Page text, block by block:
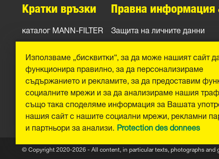
Кратки връзки
каталог MANN-FILTER
Правна информация
Защита на личните данни
Отпечатък
© Copyright 2020-2026 - All content, in particular texts, photographs and
Използваме „бисквитки“, за да може нашият сайт
функционира правилно, за да персонализираме
съдържанието и рекламите, за да предоставим
социалните мрежи и за да анализираме нашия
също така споделяме информация за Вашата
нашия сайт с нашите социални мрежи, рекламни
и партньори за анализи. Protection des donnees